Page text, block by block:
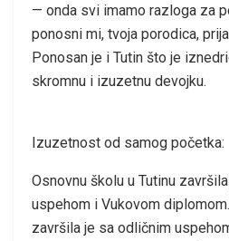
— onda svi imamo razloga za
ponosni mi, tvoja porodica,
Ponosan je i Tutin što je
skromnu i izuzetnu devojku.
Izuzetnost od samog početka:
Osnovnu školu u Tutinu
uspehom i Vukovom
završila je sa odličnim